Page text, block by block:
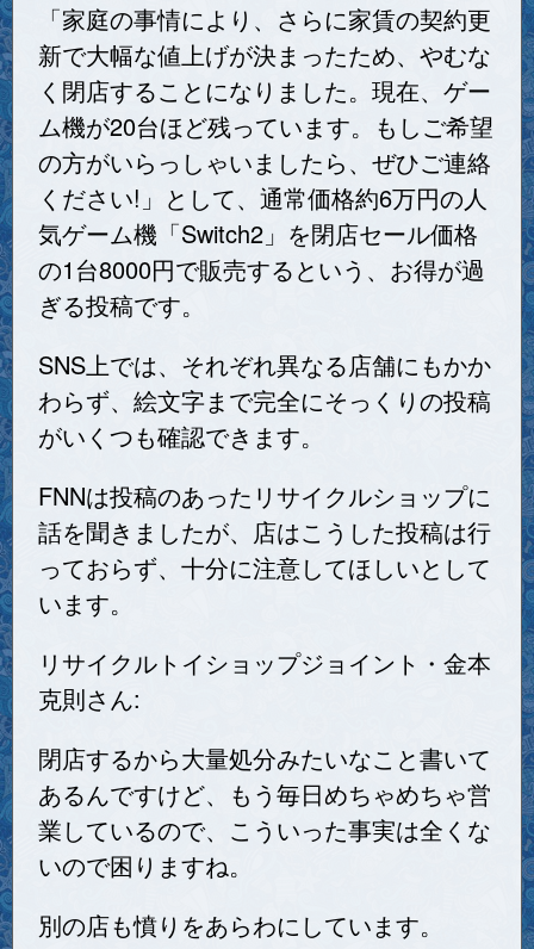
「家庭の事情により、さらに家賃の契約更
新で大幅な値上げが決まったため、やむな
く閉店することになりました。現在、ゲー
ム機が20台ほど残っています。もしご希望
の方がいらっしゃいましたら、ぜひご連絡
ください!」として、通常価格約6万円の人
気ゲーム機「Switch2」を閉店セール価格
の1台8000円で販売するという、お得が過
ぎる投稿です。
SNS上では、それぞれ異なる店舗にもかか
わらず、絵文字まで完全にそっくりの投稿
がいくつも確認できます。
FNNは投稿のあったリサイクルショップに
話を聞きましたが、店はこうした投稿は行
っておらず、十分に注意してほしいとして
います。
リサイクルトイショップジョイント・金本
克則さん:
閉店するから大量処分みたいなこと書いて
あるんですけど、もう毎日めちゃめちゃ営
業しているので、こういった事実は全くな
いので困りますね。
別の店も憤りをあらわにしています。